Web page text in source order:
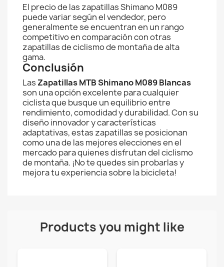
El precio de las zapatillas Shimano M089
puede variar según el vendedor, pero
generalmente se encuentran en un rango
competitivo en comparación con otras
zapatillas de ciclismo de montaña de alta
gama.
Conclusión
Las Zapatillas MTB Shimano M089 Blancas
son una opción excelente para cualquier
ciclista que busque un equilibrio entre
rendimiento, comodidad y durabilidad. Con su
diseño innovador y características
adaptativas, estas zapatillas se posicionan
como una de las mejores elecciones en el
mercado para quienes disfrutan del ciclismo
de montaña. ¡No te quedes sin probarlas y
mejora tu experiencia sobre la bicicleta!
Products you might like